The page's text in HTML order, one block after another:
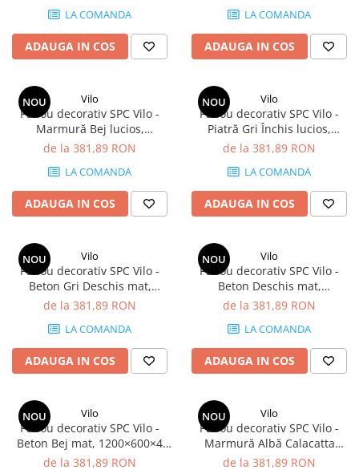
LA COMANDA
ADAUGA IN COS
LA COMANDA
ADAUGA IN COS
NOU Vilo
Panou decorativ SPC Vilo -
Marmură Bej lucios,
1200×600×4 mm, 2.88
de la 381,89 RON
LA COMANDA
ADAUGA IN COS
NOU Vilo
Panou decorativ SPC Vilo -
Piatră Gri Închis lucios,
1200×600×4 mm, 2.88
de la 381,89 RON
LA COMANDA
ADAUGA IN COS
NOU Vilo
Panou decorativ SPC Vilo -
Beton Gri Deschis mat,
1200×600×4 mm, 2.88
de la 381,89 RON
LA COMANDA
ADAUGA IN COS
NOU Vilo
Panou decorativ SPC Vilo -
Beton Deschis mat,
1200×600×4 mm, 2.88
de la 381,89 RON
LA COMANDA
ADAUGA IN COS
NOU Vilo
Panou decorativ SPC Vilo -
Beton Bej mat, 1200×600×4
mm, 2.88 mp/cutie (4 panouri)
de la 381,89 RON
NOU Vilo
Panou decorativ SPC Vilo -
Marmură Albă Calacatta
lucios, 1200×600×4 mm, 2.88
de la 381,89 RON